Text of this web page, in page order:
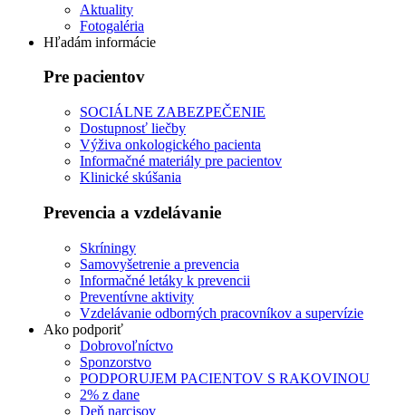
Aktuality
Fotogaléria
Hľadám informácie
Pre pacientov
SOCIÁLNE ZABEZPEČENIE
Dostupnosť liečby
Výživa onkologického pacienta
Informačné materiály pre pacientov
Klinické skúšania
Prevencia a vzdelávanie
Skríningy
Samovyšetrenie a prevencia
Informačné letáky k prevencii
Preventívne aktivity
Vzdelávanie odborných pracovníkov a supervízie
Ako podporiť
Dobrovoľníctvo
Sponzorstvo
PODPORUJEM PACIENTOV S RAKOVINOU
2% z dane
Deň narcisov